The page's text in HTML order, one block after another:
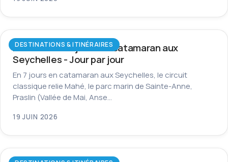
DESTINATIONS & ITINÉRAIRES
Itinéraire de 7 jours en catamaran aux
Seychelles - Jour par jour
En 7 jours en catamaran aux Seychelles, le circuit
classique relie Mahé, le parc marin de Sainte-Anne,
Praslin (Vallée de Mai, Anse…
19 JUIN 2026